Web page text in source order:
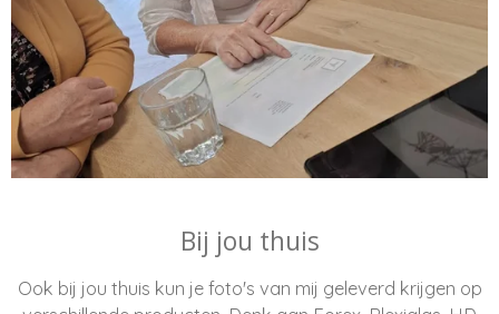
Bij jou thuis
Ook bij jou thuis kun je foto's van mij geleverd krijgen op